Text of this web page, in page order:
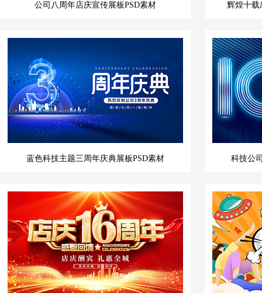
公司八周年店庆宣传展板PSD素材 辉煌十载
蓝色科技主题三周年庆典展板PSD素材 科技公